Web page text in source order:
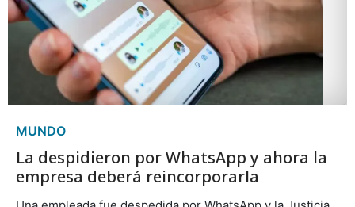
MUNDO
La despidieron por WhatsApp y ahora la
empresa deberá reincorporarla